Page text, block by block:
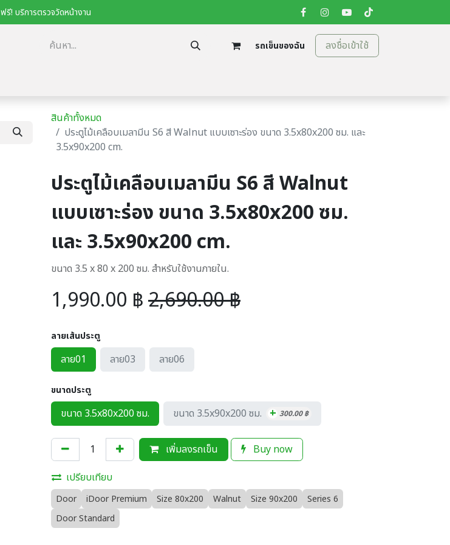
ฟรี! บริการตรวจวัดหน้างาน
รถเข็นของฉัน ลงชื่อเข้าใช้
สินค้าทั้งหมด
ประตูไม้เคลือบเมลามีน S6 สี Walnut แบบเซาะร่อง ขนาด 3.5x80x200 ซม. และ
3.5x90x200 cm.
ประตูไม้เคลือบเมลามีน S6 สี Walnut
แบบเซาะร่อง ขนาด 3.5x80x200 ซม.
และ 3.5x90x200 cm.
ขนาด 3.5 x 80 x 200 ซม. สำหรับใช้งานภายใน.
1,990.00 ฿2,690.00฿
ลายเส้นประตู
ลาย01 ลาย03 ลาย06
ขนาดประตู
ขนาด 3.5x80x200 ซม. ขนาด 3.5x90x200 ซม. + 300.00฿
เพิ่มลงรถเข็น
Buy now
เปรียบเทียบ
Door iDoor Premium Size 80x200 Walnut Size 90x200
Series 6
Door Standard